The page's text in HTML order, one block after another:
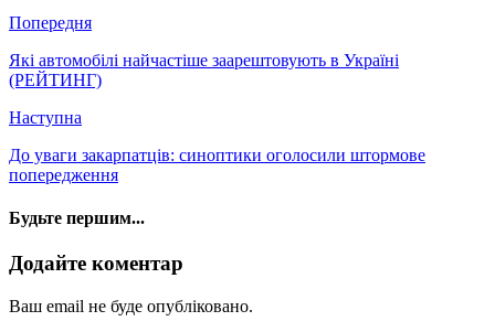
Попередня
Які автомобілі найчастіше заарештовують в Україні
(РЕЙТИНГ)
Наступна
До уваги закарпатців: синоптики оголосили штормове
попередження
Будьте першим...
Додайте коментар
Ваш email не буде опубліковано.